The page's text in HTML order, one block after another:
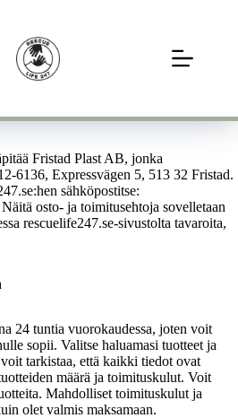
Fristad Plast AB, jonka
6136, Expressvägen 5, 513 32 Fristad.
sähköpostitse:
Näitä osto- ja toimitusehtoja sovelletaan
rescuelife247.se-sivustolta tavaroita,
24 tuntia vuorokaudessa, joten voit
sopii. Valitse haluamasi tuotteet ja
tarkistaa, että kaikki tiedot ovat
määrä ja toimituskulut. Voit
Mahdolliset toimituskulut ja
olet valmis maksamaan.